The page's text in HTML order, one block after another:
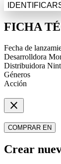
FICHA
Fecha de
Desarrolldora
Distribuidora
Géneros
Acción
close
COMPRAR EN
Crear